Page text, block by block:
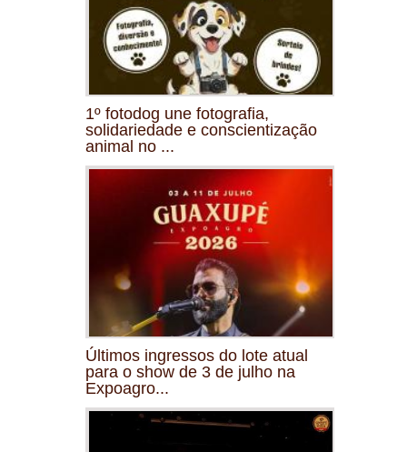
1º fotodog une fotografia,
solidariedade e conscientização
animal no ...
Últimos ingressos do lote atual
para o show de 3 de julho na
Expoagro...